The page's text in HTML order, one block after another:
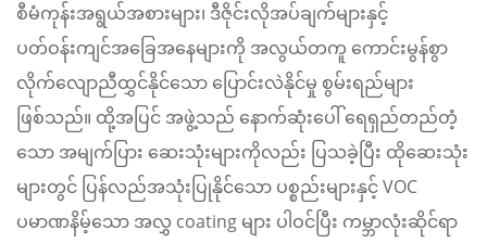
စီမံကုန်းအရွယ်အစားများ၊ ဒီဇိုင်းလိုအပ်ချက်များနှင့်
ပတ်ဝန်းကျင်အခြေအနေများကို အလွယ်တကူ ကောင်းမွန်စွာ
လိုက်လျောညီထွှင်နိုင်သော ပြောင်းလဲနိုင်မှု စွမ်းရည်များ
ဖြစ်သည်။ ထို့အပြင် အဖွဲ့သည် နောက်ဆုံးပေါ် ရေရှည်တည်တံ့
သော အမျက်ပြား ဆေးသုံးများကိုလည်း ပြသခဲ့ပြီး ထိုဆေးသုံး
များတွင် ပြန်လည်အသုံးပြုနိုင်သော ပစ္စည်းများနှင့် VOC
ပမာဏနိမ့်သော အလွှ coating များ ပါဝင်ပြီး ကမ္ဘာလုံးဆိုင်ရာ